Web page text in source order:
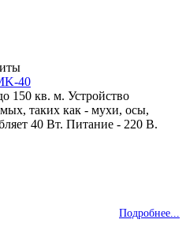
40
150 кв. м. Устройство
таких как - мухи, осы,
40 Вт. Питание - 220 В.
Подробнее...